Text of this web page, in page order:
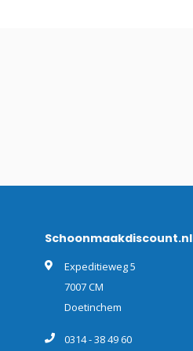
Schoonmaakdiscount.nl
Expeditieweg 5
7007 CM
Doetinchem
0314 - 38 49 60